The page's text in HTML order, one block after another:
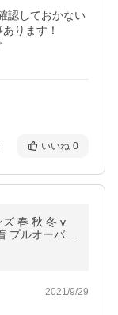
認しておかない
ります！
いいね 0
ズ 春 秋 冬 v
プルオーバー
い
2021/9/29